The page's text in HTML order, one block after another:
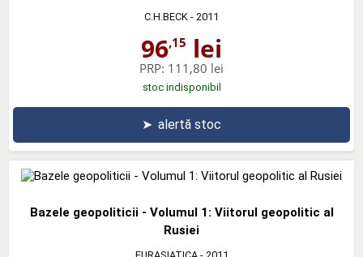
C.H.BECK - 2011
96,15 lei
PRP: 111,80 lei
stoc indisponibil
➤ alertă stoc
Bazele geopoliticii - Volumul 1: Viitorul geopolitic al
Rusiei